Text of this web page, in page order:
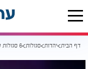
דף הבית יהדות סגולות